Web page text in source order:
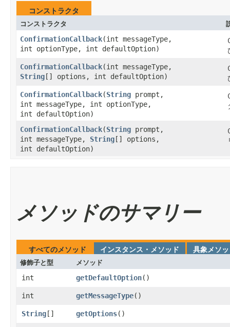
コンストラクタ
コンストラクタ
ConfirmationCallback​(int messageType,
int optionType, int defaultOption)
ConfirmationCallback​(int messageType,
String [] options, int defaultOption)
ConfirmationCallback​(String prompt,
int messageType, int optionType,
int defaultOption)
ConfirmationCallback​(String prompt,
int messageType, String [] options,
int defaultOption)
メソッドのサマリー
すべてのメソッド インスタンス・メソッド
具象メソ
修飾子と型
メソッド
int getDefaultOption​()
int getMessageType​()
String [] getOptions​()